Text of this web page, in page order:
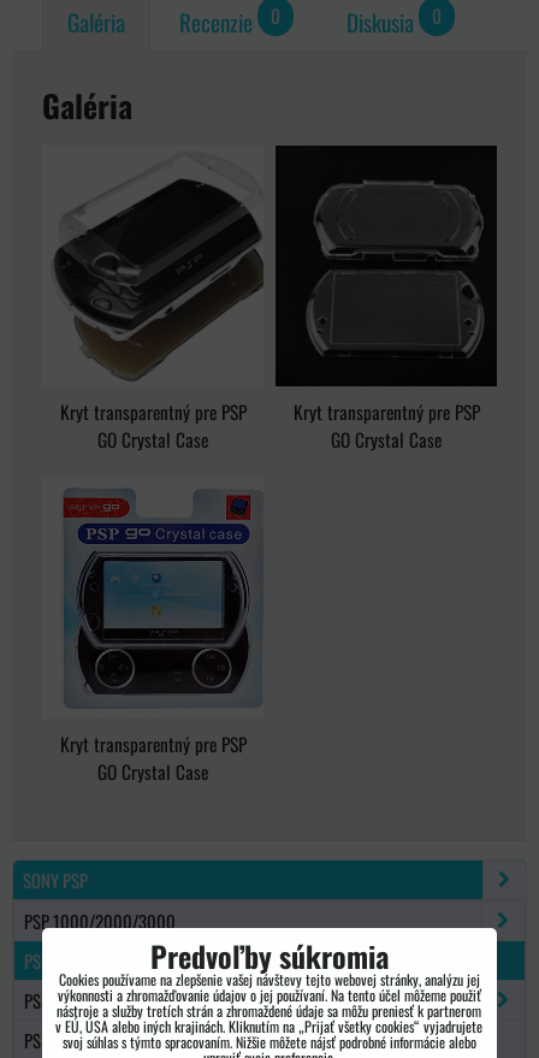
Galéria Recenzie 0 Diskusia 0
Galéria
Kryt transparentný pre PSP
GO Crystal Case
Kryt transparentný pre PSP
GO Crystal Case
Kryt transparentný pre PSP
GO Crystal Case
SONY PSP
PSP 1000/2000/3000
PSP GO
PSP NÁHRADNÉ DIELY
PS VITA
Predvoľby súkromia
Cookies používame na zlepšenie vašej návštevy tejto webovej stránky, analýzu jej
výkonnosti a zhromažďovanie údajov o jej používaní. Na tento účel môžeme použiť
nástroje a služby tretích strán a zhromaždené údaje sa môžu preniesť k partnerom
v EÚ, USA alebo iných krajinách. Kliknutím na „Prijať všetky cookies“ vyjadrujete
svoj súhlas s týmto spracovaním. Nižšie môžete nájsť podrobné informácie alebo